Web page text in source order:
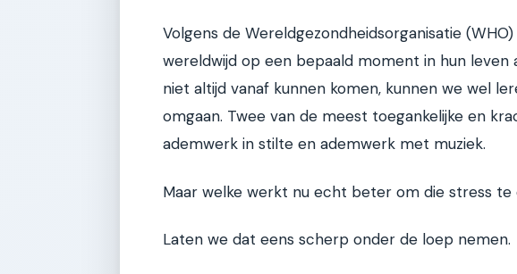
Volgens de Wereldgezondheidsorganisatie
wereldwijd op een bepaald moment in hun leven
niet altijd vanaf kunnen komen, kunnen we wel
omgaan. Twee van de meest toegankelijke en
ademwerk in stilte en ademwerk met muziek.
Maar welke werkt nu echt beter om die stress te
Laten we dat eens scherp onder de loep nemen.